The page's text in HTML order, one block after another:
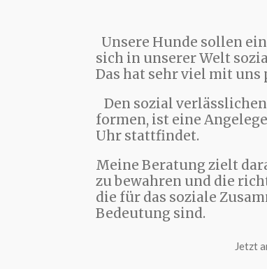
Unsere Hunde sollen
sich in unserer Welt
Das hat sehr viel mit
Den sozial
formen, ist eine
Uhr stattfindet.
Meine Beratung zielt
zu bewahren und die
die für das soziale
Bedeutung sind.
Jetzt